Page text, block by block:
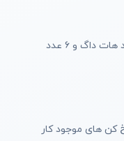
گنجایش این سرخ کن برای آماده کردن ۲۴ عدد هات داگ و ۶ عدد
کن های موجود کار